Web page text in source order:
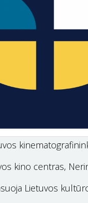
kino centras,
Lietuvos